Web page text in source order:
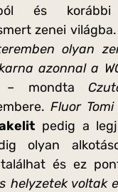
és korábbi
zenei világba.
olyan
azonnal a
– mondta
Fluor Tomi
pedig a
olyan
és ez
helyzetek voltak